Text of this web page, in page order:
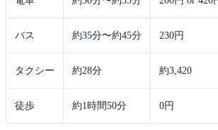
バス 約35分〜約45分 230円
タクシー 約28分 約3,420
徒歩 約1時間50分 0円